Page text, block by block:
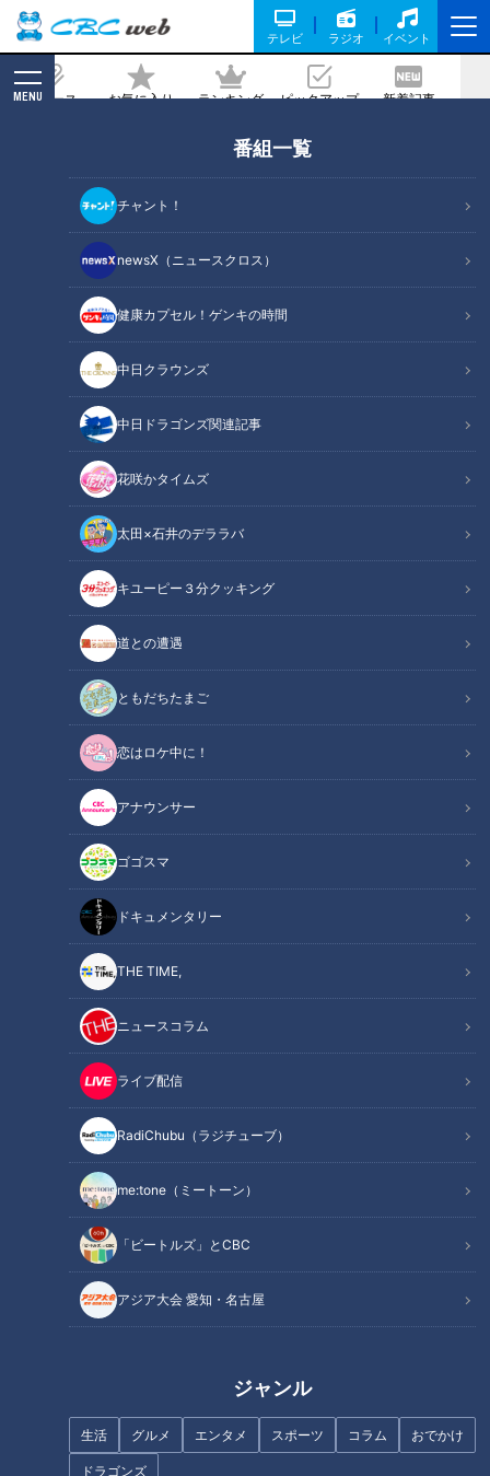
テレビ ラジオ イベント
ニュース お気に入り ランキング ピックアップ 新着記事
MENU
番組一覧
チャント！
newsX（ニュースクロス）
健康カプセル！ゲンキの時間
中日クラウンズ
中日ドラゴンズ関連記事
花咲かタイムズ
太田×石井のデララバ
キユーピー３分クッキング
道との遭遇
ともだちたまご
恋はロケ中に！
アナウンサー
ゴゴスマ
ドキュメンタリー
THE TIME,
ニュースコラム
ライブ配信
RadiChubu（ラジチューブ）
me:tone（ミートーン）
「ビートルズ」とCBC
アジア大会 愛知・名古屋
ジャンル
生活 グルメ エンタメ スポーツ コラム おでかけ
ドラゴンズ
ーサイ風」の作り方【キユーピー３分ク
ッキング】
2024/03/09 18:00
CBCテレビ：画像『キユーピー3分クッキング』
キユーピー３分クッキング
レシピ紹介
にら玉混ぜごはん
中華の定番「にら玉」とごはんを合わせた、食べごたえのある
混ぜごはん。フライパン1つでさっと作れて、満足感のある一
品です。
ブロッコリーのザーサイ風
ブロッコリーの茎が残ったら即席の漬けものにしましょう。ご
ま油も混ぜればザーサイ風の仕上がりになります。
（講師：きじまりゅうた先生／キユーピー３分クッキング ）
CBCテレビ：キユーピー３分クッキング
「にら玉混ぜごはん」材料（2人分）
「にら玉混ぜごはん」作り方
「ブロッコリーのザーサイ風 」材料（作りやすい分量）